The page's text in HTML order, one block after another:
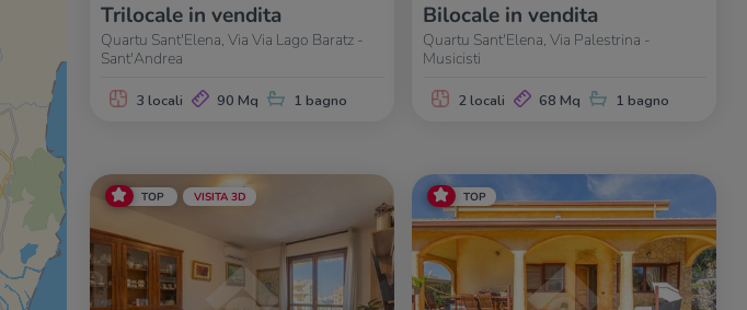
Trilocale in vendita
Quartu Sant'Elena, Via Via Lago Baratz -
Sant'Andrea
3 locali 90 Mq 1 bagno
Bilocale in vendita
Quartu Sant'Elena, Via Palestrina -
Musicisti
2 locali 68 Mq 1 bagno
TOP VISITA 3D TOP